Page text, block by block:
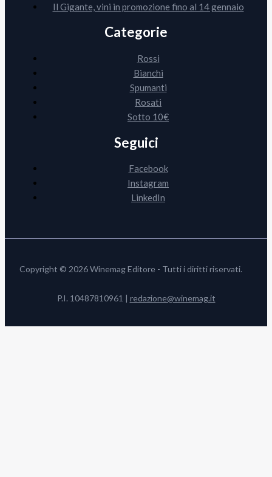
Il Gigante, vini in promozione fino al 14 gennaio
Categorie
Rossi
Bianchi
Spumanti
Rosati
Sotto 10€
Seguici
Facebook
Instagram
LinkedIn
Copyright © 2026 Winemag Editore - Tutti i diritti riservati.
P.I. 10487810961 | redazione@winemag.it